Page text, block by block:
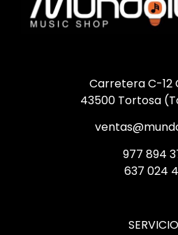
Carretera C-12
43500 Tortosa
977 894
637 024